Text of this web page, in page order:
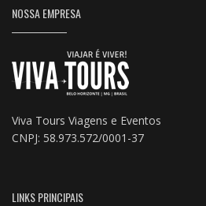
NOSSA EMPRESA
Viva Tours Viagens e Eventos
CNPJ: 58.973.572/0001-37
LINKS PRINCIPAIS